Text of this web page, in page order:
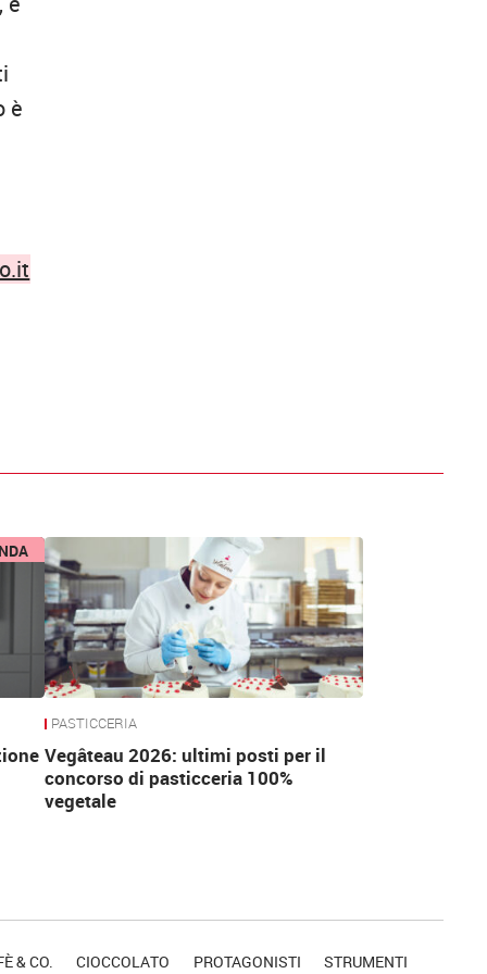
è
PASTICCERIA
Vegâteau 2026: ultimi posti per il
concorso di pasticceria 100%
vegetale
& CO. CIOCCOLATO PROTAGONISTI STRUMENTI